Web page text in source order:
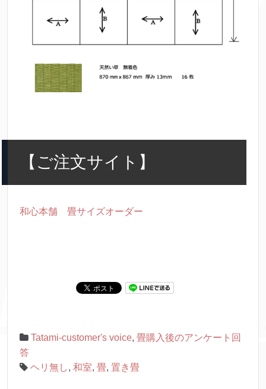
【ご注文サイト】
和心本舗 畳サイズオーダー
Tatami-customer's voice, 畳購入後のアンケート回
答
ヘリ無し, 和室, 畳, 置き畳